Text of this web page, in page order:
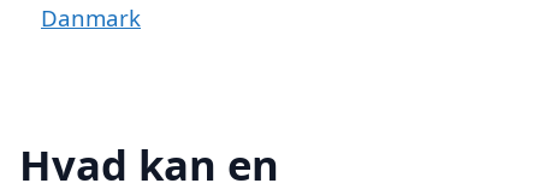
Danmark
Hvad kan en